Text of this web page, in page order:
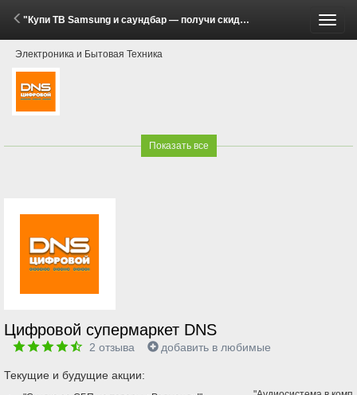
"Купи ТВ Samsung и саундбар — получи скидку!" (23 Апреля - 11 Мая 2026)
Электроника и Бытовая Техника
Показать все
Цифровой супермаркет DNS
2 отзыва добавить в любимые
Текущие и будущие акции: